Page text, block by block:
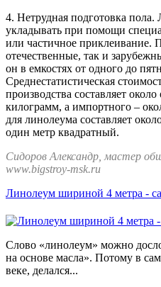
4. Нетрудная подготовка
укладывать при помощи
или частичное
отечественные, так и
он в емкостях от одного до
Среднестатистическая
производства составляет
килограмм, а импортного –
для линолеума составляет
один метр квадратный.
Сидоров Александр, мастер
www.bigstroy-msk.ru
Линолеум шириной 4 метра -
Слово «линолеум» можно
на основе масла». Потому в
веке, делался...